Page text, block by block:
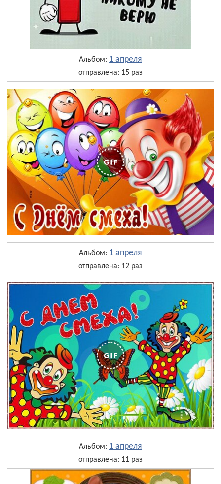
Альбом: 1 апреля
отправлена: 15 раз
Альбом: 1 апреля
отправлена: 12 раз
Альбом: 1 апреля
отправлена: 11 раз